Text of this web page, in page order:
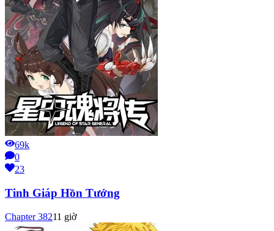
69k
0
23
Tinh Giáp Hồn Tướng
Chapter38211 giờ